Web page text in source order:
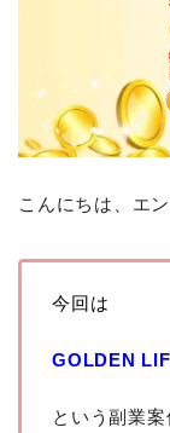
こんにちは、エン
今回は
GOLDEN
という副業